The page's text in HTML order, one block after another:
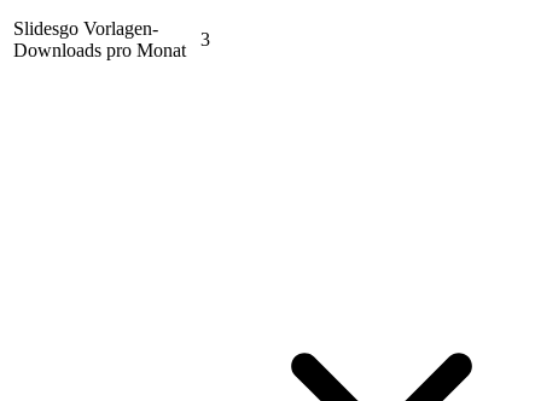
Slidesgo Vorlagen-
Downloads pro Monat
3